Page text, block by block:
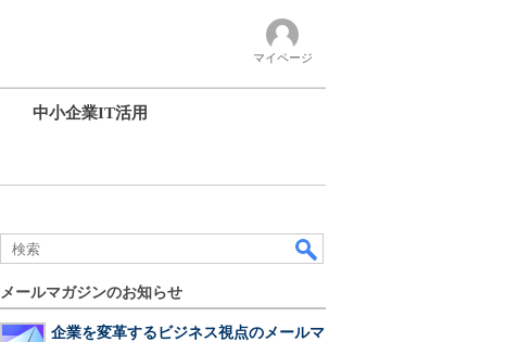
マイページ
中小企業IT活用
メールマガジンのお知らせ
企業を変革するビジネス視点のメールマ